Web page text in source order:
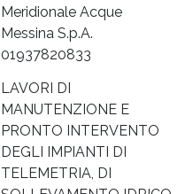
Meridionale Acque
Messina S.p.A.
01937820833
LAVORI DI
MANUTENZIONE E
PRONTO INTERVENTO
DEGLI IMPIANTI DI
TELEMETRIA, DI